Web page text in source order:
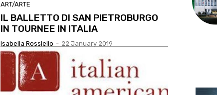
ART/ARTE
IL BALLETTO DI SAN PIETROBURGO
IN TOURNEE IN ITALIA
Isabella Rossiello - 22 January 2019